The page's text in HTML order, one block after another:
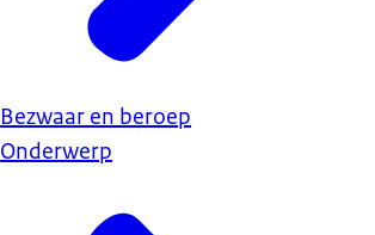
Bezwaar en beroep
Onderwerp